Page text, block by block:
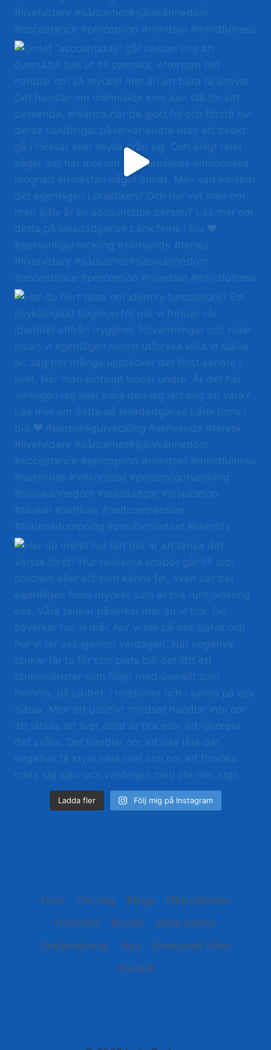
Ladda fler Följ mig på Instagram
Hem Om mig Blogg
Mina tjänster
Friskvård
Böcker
Boka samtal
Gratismaterial
App
Emotionell frihet
Kontakt